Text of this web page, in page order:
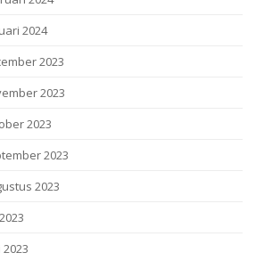
2024
2023
2023
2023
2023
2023